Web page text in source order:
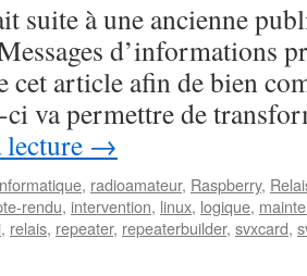
suite à une ancienne
d’informations
cet article afin de bien
va permettre de
→
, radioamateur, Raspberry,
rendu, intervention, linux, logique,
, relais, repeater, repeaterbuilder, svxcard,